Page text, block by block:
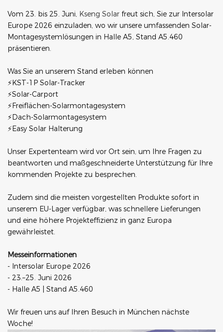
Vom 23. bis 25. Juni, Kseng Solar freut sich, Sie zur Intersolar
Europe 2026 einzuladen, wo wir unsere umfassenden Solar-
Montagesystemlösungen in Halle A5, Stand A5.460
präsentieren.
Was Sie an unserem Stand erleben können
⚡KST-1P Solar-Tracker
⚡Solar-Carport
⚡Freiflächen-Solarmontagesystem
⚡Dach-Solarmontagesystem
⚡Easy Solar Halterung
Unser Expertenteam wird vor Ort sein, um Ihre Fragen zu
beantworten und maßgeschneiderte Unterstützung für Ihre
kommenden Projekte zu besprechen.
Zudem sind die meisten vorgestellten Produkte sofort in
unserem EU-Lager verfügbar, was schnellere Lieferungen
und eine höhere Projekteffizienz in ganz Europa
gewährleistet.
Messeinformationen
- Intersolar Europe 2026
- 23.–25. Juni 2026
- Halle A5 | Stand A5.460
Wir freuen uns auf Ihren Besuch in München nächste
Woche!